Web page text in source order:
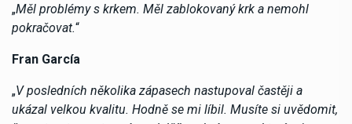
„Měl problémy s krkem. Měl zablokovaný krk a nemohl
pokračovat.“
Fran García
„V posledních několika zápasech nastupoval častěji a
ukázal velkou kvalitu. Hodně se mi líbil. Musíte si uvědomit,